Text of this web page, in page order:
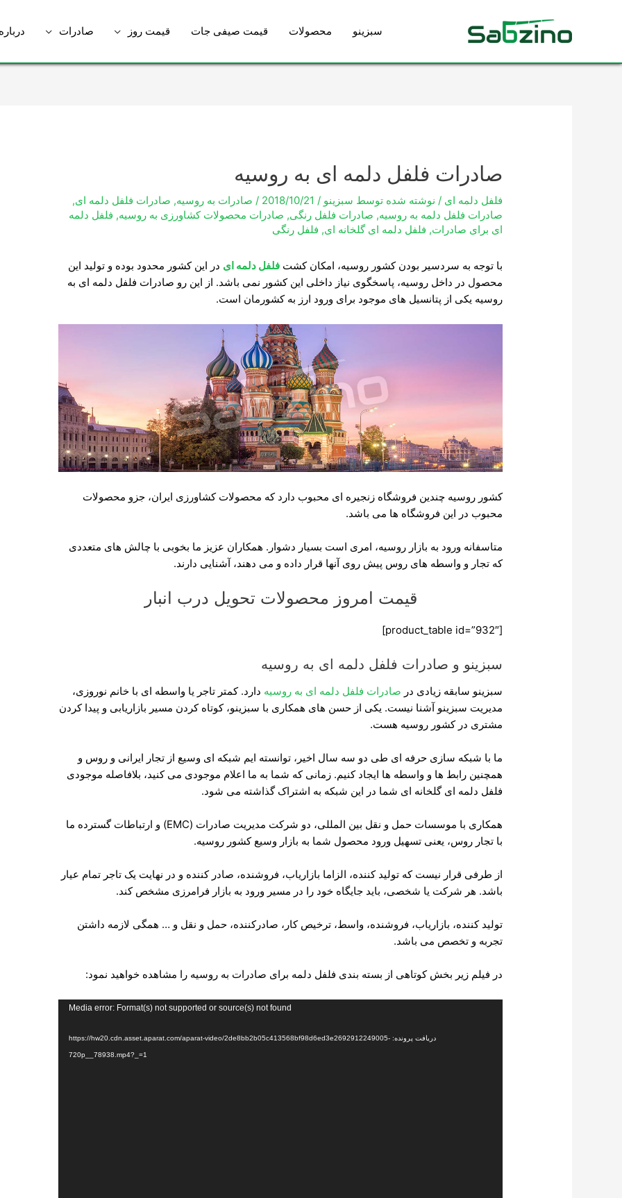
سبزینو محصولات قیمت صیفی جات قیمت روز صادرات
صادرات فلفل دلمه ای به روسیه
فلفل دلمه ای / نوشته شده توسط سبزینو/
2018/10/21
/ صادرات به روسیه, صادرات فلفل دلمه ای,
صادرات فلفل دلمه به روسیه, صادرات فلفل رنگی, صادرات محصولات کشاورزی به روسیه, فلفل دلمه
ای برای صادرات, فلفل دلمه ای گلخانه ای, فلفل رنگی
با توجه به سردسیر بودن کشور روسیه، امکان کشتفلفل دلمه ای در این کشور محدود بوده و تولید این
محصول در داخل روسیه، پاسخگوی نیاز داخلی این کشور نمی باشد. از این رو صادرات فلفل دلمه ای به
روسیه یکی از پتانسیل های موجود برای ورود ارز به کشورمان است.
کشور روسیه چندین فروشگاه زنجیره ای محبوب دارد که محصولات کشاورزی ایران، جزو محصولات
محبوب در این فروشگاه ها می باشد.
متاسفانه ورود به بازار روسیه، امری است بسیار دشوار. همکاران عزیز ما بخوبی با چالش های متعددی
که تجار و واسطه های روس پیش روی آنها قرار داده و می دهند، آشنایی دارند.
قیمت امروز محصولات تحویل درب انبار
[product_table id=”932″]
سبزینو و صادرات فلفل دلمه ای به روسیه
سبزینو سابقه زیادی در صادرات فلفل دلمه ای به روسیه دارد. کمتر تاجر یا واسطه ای با خانم نوروزی،
مدیریت سبزینو آشنا نیست. یکی از حسن های همکاری با سبزینو، کوتاه کردن مسیر بازاریابی و پیدا کردن
مشتری در کشور روسیه هست.
ما با شبکه سازی حرفه ای طی دو سه سال اخیر، توانسته ایم شبکه ای وسیع از تجار ایرانی و روس و
همچنین رابط ها و واسطه ها ایجاد کنیم. زمانی که شما به ما اعلام موجودی می کنید، بلافاصله موجودی
فلفل دلمه ای گلخانه ای شما در این شبکه به اشتراک گذاشته می شود.
همکاری با موسسات حمل و نقل بین المللی، دو شرکت مدیریت صادرات (EMC) و ارتباطات گسترده ما
با تجار روس، یعنی تسهیل ورود محصول شما به بازار وسیع کشور روسیه.
از طرفی قرار نیست که تولید کننده، الزاما بازاریاب، فروشنده، صادر کننده و در نهایت یک تاجر تمام عیار
باشد. هر شرکت یا شخصی، باید جایگاه خود را در مسیر ورود به بازار فرامرزی مشخص کند.
تولید کننده، بازاریاب، فروشنده، واسط، ترخیص کار، صادرکننده، حمل و نقل و … همگی لازمه داشتن
تجربه و تخصص می باشد.
در فیلم زیر بخش کوتاهی از بسته بندی فلفل دلمه برای صادرات به روسیه را مشاهده خواهید نمود:
Media error: Format(s) not supported or source(s) not found
دریافت پرونده: https://hw20.cdn.asset.aparat.com/aparat-video/2de8bb2b05c413568bf98d6ed3e2692912249005-
720p__78938.mp4?_=1